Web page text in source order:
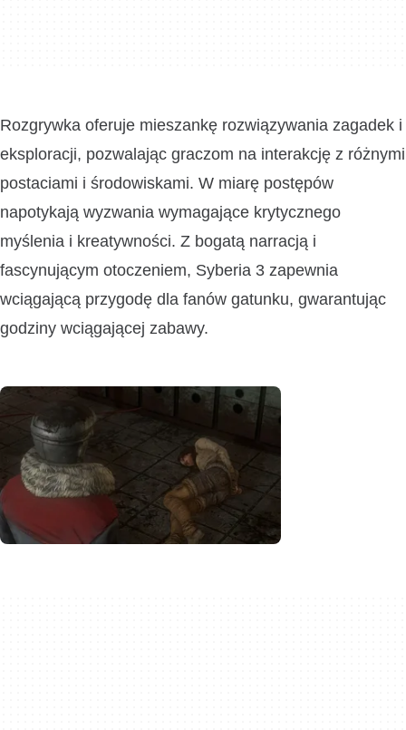
Rozgrywka oferuje mieszankę rozwiązywania zagadek i
eksploracji, pozwalając graczom na interakcję z różnymi
postaciami i środowiskami. W miarę postępów
napotykają wyzwania wymagające krytycznego
myślenia i kreatywności. Z bogatą narracją i
fascynującym otoczeniem, Syberia 3 zapewnia
wciągającą przygodę dla fanów gatunku, gwarantując
godziny wciągającej zabawy.